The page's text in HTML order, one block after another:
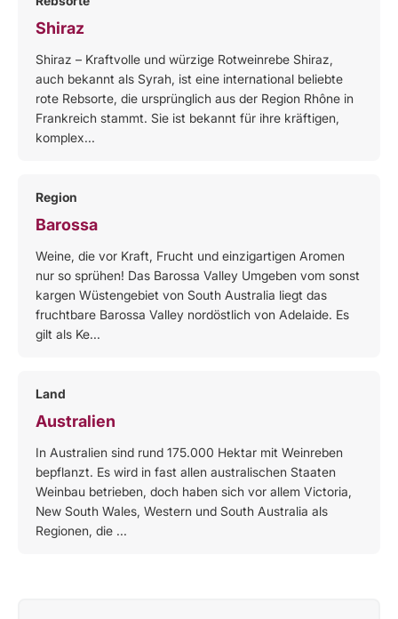
Shiraz
Shiraz – Kraftvolle und würzige Rotweinrebe Shiraz,
auch bekannt als Syrah, ist eine international beliebte
rote Rebsorte, die ursprünglich aus der Region Rhône in
Frankreich stammt. Sie ist bekannt für ihre kräftigen,
komplex...
Region
Barossa
Weine, die vor Kraft, Frucht und einzigartigen Aromen
nur so sprühen! Das Barossa Valley Umgeben vom sonst
kargen Wüstengebiet von South Australia liegt das
fruchtbare Barossa Valley nordöstlich von Adelaide. Es
gilt als Ke...
Land
Australien
In Australien sind rund 175.000 Hektar mit Weinreben
bepflanzt. Es wird in fast allen australischen Staaten
Weinbau betrieben, doch haben sich vor allem Victoria,
New South Wales, Western und South Australia als
Regionen, die ...